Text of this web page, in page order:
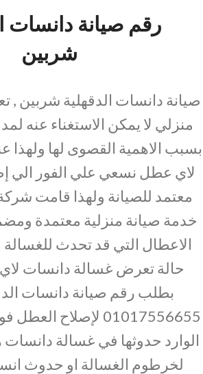
رقم صيانة دانسات
شربين
صيانة دانسات الدقهلية شربين ,
منزلي لا يمكن الاستغناء عنه
بسبب الاهمية القصوى لها ولهذا
لاي عطل نسعي علي الفور الي
معتمد للصيانة ولهذا قامت
خدمة صيانة منزلية معتمدة
الاعطال التي قد تحدث
حالة تعرض غسالة دانسات
بطلب رقم صيانة دانسات
01017556655 لإصلاح
الوارد حدوثها في غسالة
لخرطوم الغسالة او حدوث